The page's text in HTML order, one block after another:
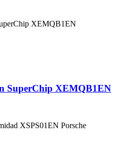
SuperChip XEMQB1EN